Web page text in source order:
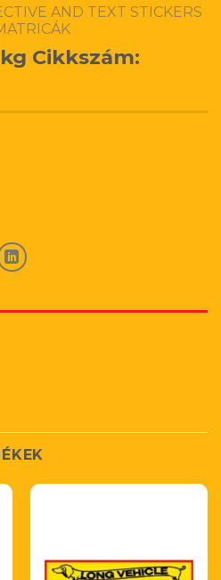
AND TEXT STICKERS
Cikkszám: